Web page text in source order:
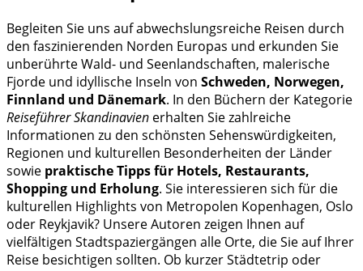
Begleiten Sie uns auf abwechslungsreiche Reisen durch
den faszinierenden Norden Europas und erkunden Sie
unberührte Wald- und Seenlandschaften, malerische
Fjorde und idyllische Inseln von Schweden, Norwegen,
Finnland und Dänemark. In den Büchern der Kategorie
Reiseführer Skandinavien erhalten Sie zahlreiche
Informationen zu den schönsten Sehenswürdigkeiten,
Regionen und kulturellen Besonderheiten der Länder
sowie praktische Tipps für Hotels, Restaurants,
Shopping und Erholung. Sie interessieren sich für die
kulturellen Highlights von Metropolen Kopenhagen, Oslo
oder Reykjavik? Unsere Autoren zeigen Ihnen auf
vielfältigen Stadtspaziergängen alle Orte, die Sie auf Ihrer
Reise besichtigen sollten. Ob kurzer Städtetrip oder